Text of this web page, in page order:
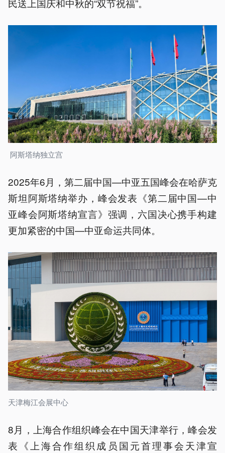
民送上国庆和中秋的“双节祝福”。
阿斯塔纳独立宫
2025年6月，第二届中国—中亚五国峰会在哈萨克
斯坦阿斯塔纳举办，峰会发表《第二届中国—中
亚峰会阿斯塔纳宣言》强调，六国决心携手构建
更加紧密的中国—中亚命运共同体。
天津梅江会展中心
8月，上海合作组织峰会在中国天津举行，峰会发
表《上海合作组织成员国元首理事会天津宣